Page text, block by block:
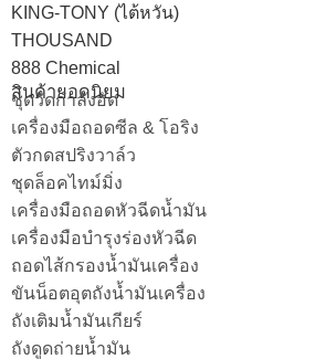
KING-TONY (ไต้หวัน)
THOUSAND
888 Chemical
สินค้ายอดนิยม
ชุดวัดกำลังอัด
เครื่องมือถอดซีล & โอริง
ตัวกดสปริงวาล์ว
ชุดล็อคไทม์มิ่ง
เครื่องมือถอดหัวฉีดน้ำมัน
เครื่องมือบำรุงร่องหัวฉีด
ถอดไส้กรองน้ำมันเครื่อง
ขันน็อตอุตถังน้ำมันเครื่อง
ถังเติมน้ำมันเกียร์
ถังดูดถ่ายน้ำมัน